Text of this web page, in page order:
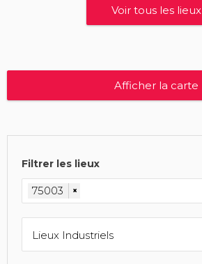
Voir tous les lieux
Afficher la carte
Filtrer les lieux
75003 ×
Lieux Industriels